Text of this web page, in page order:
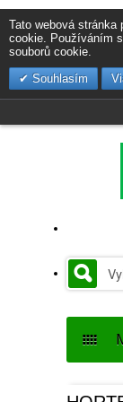
Tato webová
cookie. Používáním
souborů cookie.
Souhlasím